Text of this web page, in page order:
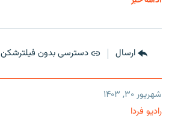
ارسال دسترسی بدون فیلترشکن
شهریور ۳۰, ۱۴۰۳
رادیو فردا